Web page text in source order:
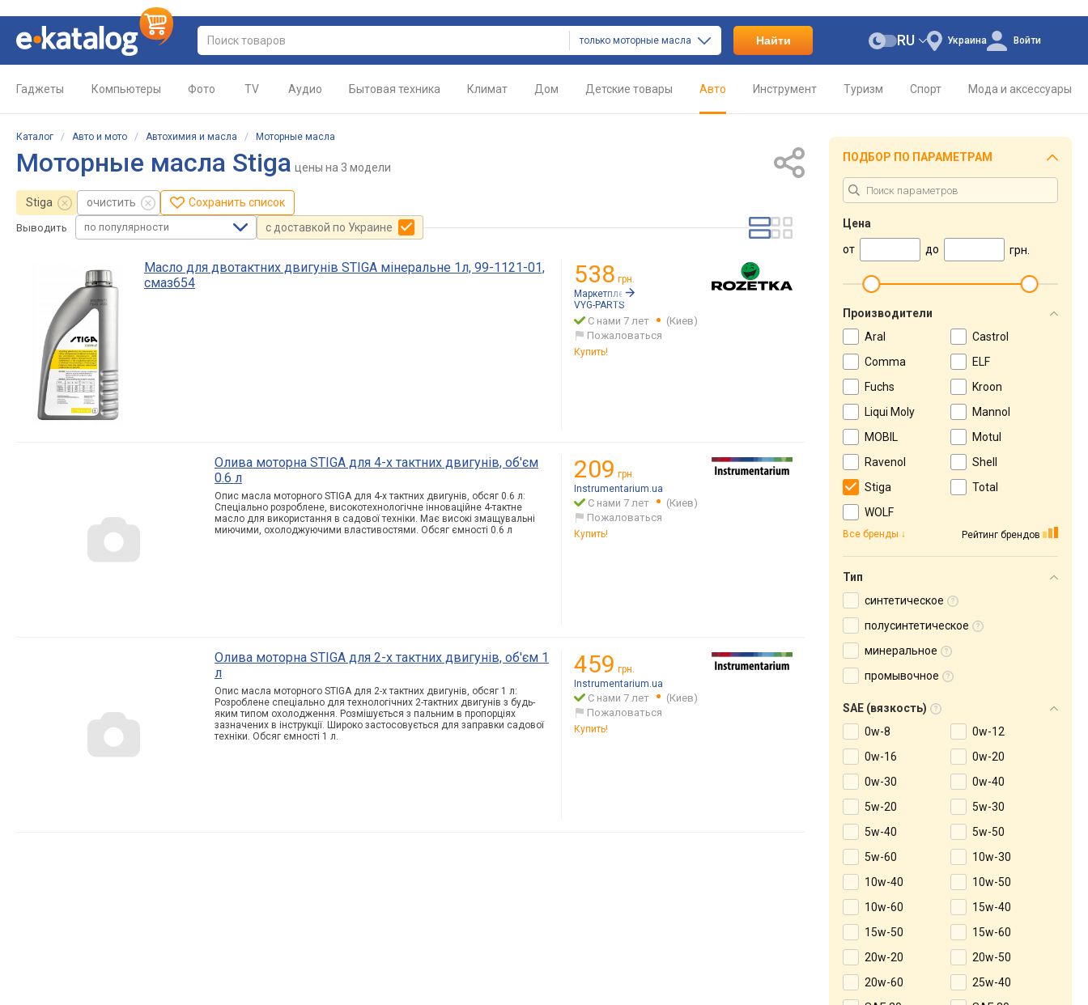
только моторные масла Найти Украина
RU Войти
Гаджеты Компьютеры Фото TV Аудио Бытовая техника Климат Дом Детские товары Авто Инструмент Туризм Спорт Мода и аксессуары
Каталог / Авто и мото / Автохимия и масла / Моторные масла
Моторные масла Stiga цены на 3 модели
Stiga очистить Сохранить список
Выводить по популярности с доставкой по Украине
Масло для двотактних двигунів STIGA мінеральне 1л, 99-1121-01,
смаз654
538 грн.
Маркетплейс:
VYG-PARTS
С нами 7 лет
(Киев)
Пожаловаться
Купить!
Олива моторна STIGA для 4-х тактних двигунів, об'єм
0.6 л
Опис масла моторного STIGA для 4-х тактних двигунів, обсяг 0.6 л:
Спеціально розроблене, високотехнологічне інноваційне 4-тактне
масло для використання в садової техніки. Має високі змащувальні
миючими, охолоджуючими властивостями. Обсяг ємності 0.6 л
209 грн.
Instrumentarium.ua
С нами 7 лет
(Киев)
Пожаловаться
Купить!
Олива моторна STIGA для 2-х тактних двигунів, об'єм 1
л
Опис масла моторного STIGA для 2-х тактних двигунів, обсяг 1 л:
Розроблене спеціально для технологічних 2-тактних двигунів з будь-
яким типом охолодження. Розмішується з пальним в пропорціях
зазначених в інструкції. Широко застосовується для заправки садової
техніки. Обсяг ємності 1 л.
459 грн.
Instrumentarium.ua
С нами 7 лет
(Киев)
Пожаловаться
Купить!
ПОДБОР ПО ПАРАМЕТРАМ
Цена
от
до грн.
Производители
Aral
Castrol
Comma
ELF
Fuchs
Kroon
Liqui Moly
Mannol
MOBIL
Motul
Ravenol
Shell
Stiga
Total
WOLF
Рейтинг брендов
Все бренды
Тип
синтетическое
полусинтетическое
минеральное
промывочное
SAE (вязкость)
0w-8
0w-12
0w-16
0w-20
0w-30
0w-40
5w-20
5w-30
5w-40
5w-50
5w-60
10w-30
10w-40
10w-50
10w-60
15w-40
15w-50
15w-60
20w-20
20w-50
20w-60
25w-40